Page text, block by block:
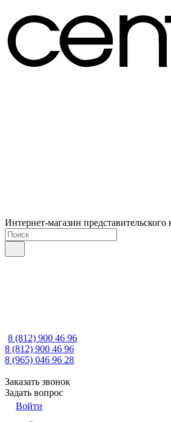
Интернет-магазин представительского
8 (812) 900 46 96
8 (812) 900 46 96
8 (965) 046 96 28
Заказать звонок
Задать вопрос
Войти